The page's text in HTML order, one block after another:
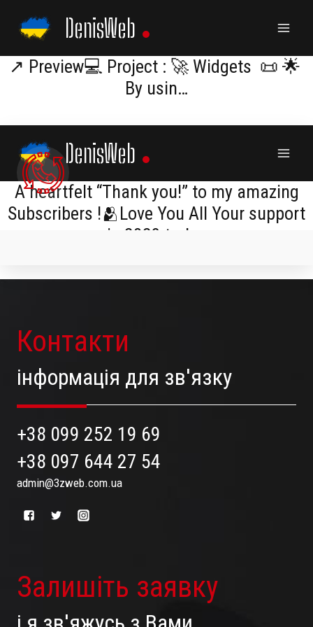
content
DenisWeb
↗️ Preview💻 Project : 🚀 Widgets 📜 🌟
By usin…
Контакти
інформація для зв'язку
+38 099 252 19 69
+38 097 644 27 54
admin@3zweb.com.ua
Залишіть заявку